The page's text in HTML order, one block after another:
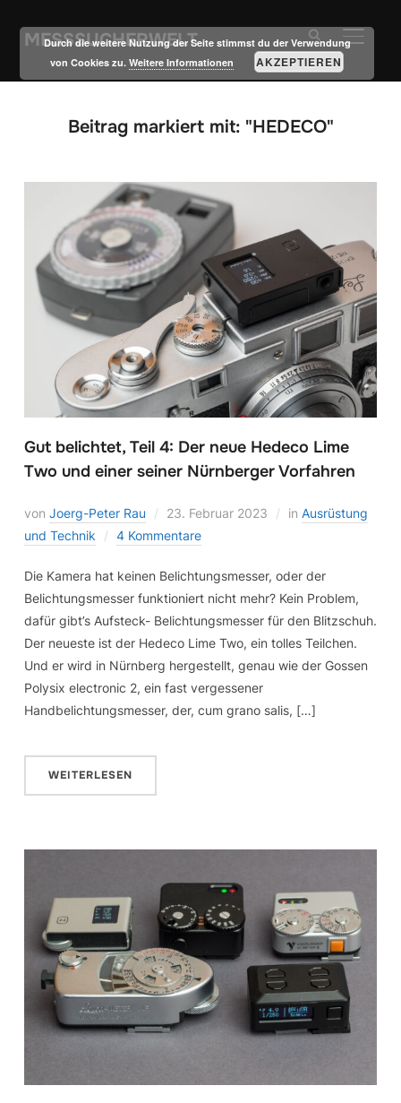
MESSSUCHERWELT
Beitrag markiert mit: "HEDECO"
Gut belichtet, Teil 4: Der neue Hedeco Lime
Two und einer seiner Nürnberger Vorfahren
von Joerg-Peter Rau 23. Februar 2023 in Ausrüstung
und Technik
4 Kommentare
Die Kamera hat keinen Belichtungsmesser, oder der
Belichtungsmesser funktioniert nicht mehr? Kein Problem,
dafür gibt’s Aufsteck- Belichtungsmesser für den Blitzschuh.
Der neueste ist der Hedeco Lime Two, ein tolles Teilchen.
Und er wird in Nürnberg hergestellt, genau wie der Gossen
Polysix electronic 2, ein fast vergessener
Handbelichtungsmesser, der, cum grano salis, […]
WEITERLESEN
Durch die weitere Nutzung der Seite stimmst du der Verwendung
von Cookies zu.Weitere Informationen AKZEPTIEREN